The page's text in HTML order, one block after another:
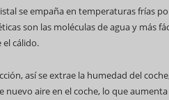
se empaña en temperaturas frías
son las moléculas de agua y más
cálido.
así se extrae la humedad del
nuevo aire en el coche, lo que